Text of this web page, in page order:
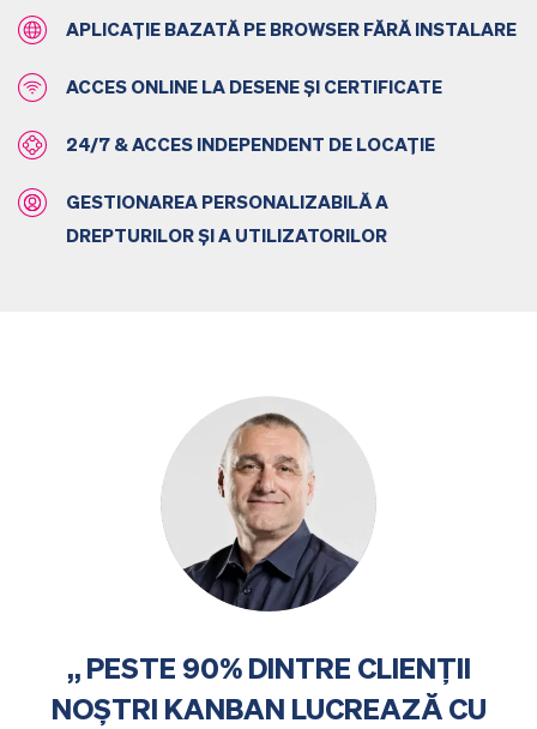
APLICAȚIE BAZATĂ PE BROWSER FĂRĂ INSTALARE
ACCES ONLINE LA DESENE ȘI CERTIFICATE
24/7 & ACCES INDEPENDENT DE LOCAȚIE
GESTIONAREA PERSONALIZABILĂ A
DREPTURILOR ȘI A UTILIZATORILOR
PESTE 90% DINTRE CLIENȚII
NOȘTRI KANBAN LUCREAZĂ CU